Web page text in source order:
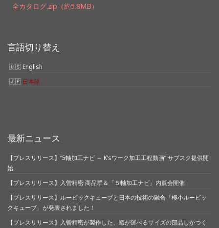
全カタログ.zip（約5.8MB）
言語切り替え
English
日本語
最新ニュース
【プレスリリース】“5軸加工ナビ ～ K’sワーク加工工程動画” サブスク提供開
始
【プレスリリース】入曽精密 商品群＆「５軸加工ナビ」内覧会開催
【プレスリリース】ルービックキューブと日本の技術の融合「極小ルービッ
クキューブ」が発表されました！
【プレスリリース】入曽精密が製作した、蟻が運べるサイズの部品しかつく